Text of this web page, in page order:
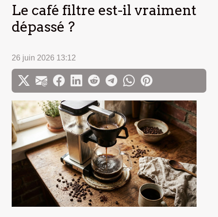
Le café filtre est-il vraiment
dépassé ?
26 juin 2026 13:12